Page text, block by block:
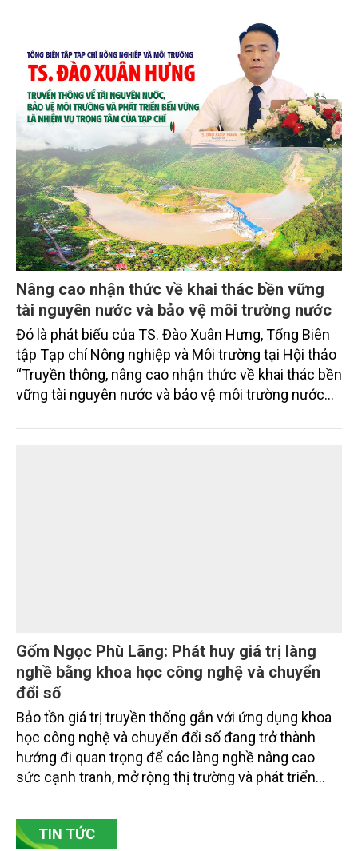
Nâng cao nhận thức về khai thác bền vững
tài nguyên nước và bảo vệ môi trường nước
Đó là phát biểu của TS. Đào Xuân Hưng, Tổng Biên
tập Tạp chí Nông nghiệp và Môi trường tại Hội thảo
“Truyền thông, nâng cao nhận thức về khai thác bền
vững tài nguyên nước và bảo vệ môi trường nước
trường phối hợp với Sở Nông nghiệp và Môi trường
Gốm Ngọc Phù Lãng: Phát huy giá trị làng
nghề bằng khoa học công nghệ và chuyển
đổi số
Bảo tồn giá trị truyền thống gắn với ứng dụng khoa
học công nghệ và chuyển đổi số đang trở thành
hướng đi quan trọng để các làng nghề nâng cao
sức cạnh tranh, mở rộng thị trường và phát triển
Bắc Ninh, nhiều nghệ nhân và cơ sở sản xuất đã
chủ động đổi mới tư duy, đầu tư công nghệ, xây
TIN TỨC